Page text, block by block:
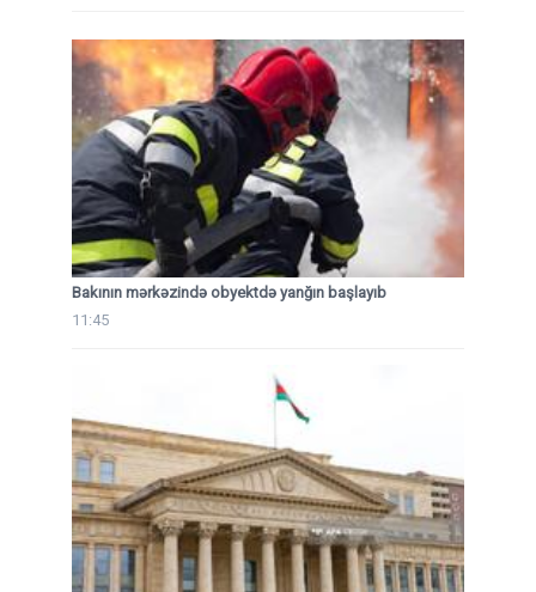
Bakının mərkəzində obyektdə yanğın başlayıb
11:45